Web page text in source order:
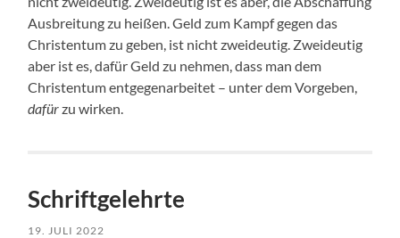
Ausbreitung zu heißen. Geld zum Kampf gegen das
Christentum zu geben, ist nicht zweideutig. Zweideutig
aber ist es, dafür Geld zu nehmen, dass man dem
Christentum entgegenarbeitet – unter dem Vorgeben,
dafürzu wirken.
Schriftgelehrte
19. JULI 2022